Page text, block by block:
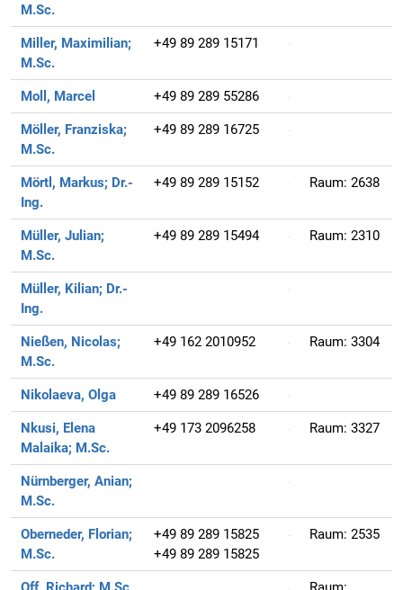
M.Sc.
Miller, Maximilian;
M.Sc.
+49 89 289 15171
Moll, Marcel +49 89 289 55286
Möller, Franziska;
M.Sc.
+49 89 289 16725
Mörtl, Markus; Dr.-
Ing.
+49 89 289 15152 Raum: 2638
Müller, Julian;
M.Sc.
+49 89 289 15494 Raum: 2310
Müller, Kilian; Dr.-
Ing.
Nießen, Nicolas;
M.Sc.
+49 162 2010952 Raum: 3304
Nikolaeva, Olga +49 89 289 16526
Nkusi, Elena
Malaika; M.Sc.
+49 173 2096258 Raum: 3327
Nürnberger, Anian;
M.Sc.
Oberneder, Florian;
M.Sc.
+49 89 289 15825
+49 89 289 15825
Raum: 2535